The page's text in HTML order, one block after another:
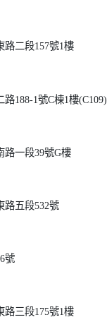
路二段157號1樓
188-1號C棟1樓(C109)
路一段39號G樓
路五段532號
號
路三段175號1樓